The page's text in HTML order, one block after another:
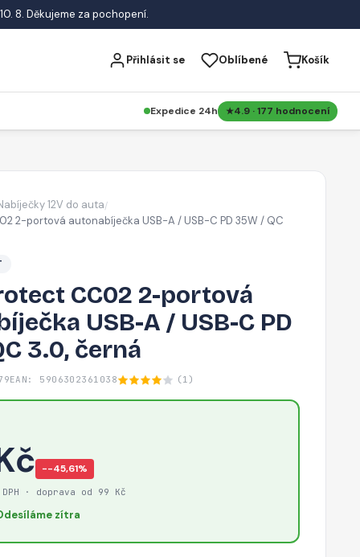
8. Děkujeme za pochopení.
Přihlásit se Oblíbené Košík
Expedice 24h 4.9 · 177 hodnocení
12V do auta/
2-portová autonabíječka USB-A / USB-C PD 35W / QC
CC02 2-portová
USB-A / USB-C PD
3.0, černá
EAN: 5906302361038 (1)
−-45,61%
· doprava od 99 Kč
zítra